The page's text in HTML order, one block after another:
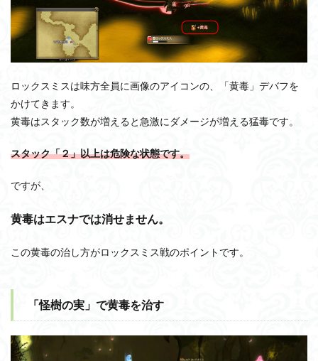
ロックスミスは味方全員に画像のアイコンの、「黄毒」デバフを
かけてきます。
黄毒はスタック数が増えると急激にダメージが増える猛毒です。
スタック「２」以上は危険な状態です。
ですが、
黄毒はエスナでは消せません。
この黄毒の治し方がロックスミス戦のポイントです。
「怪樹の実」で黄毒を治す